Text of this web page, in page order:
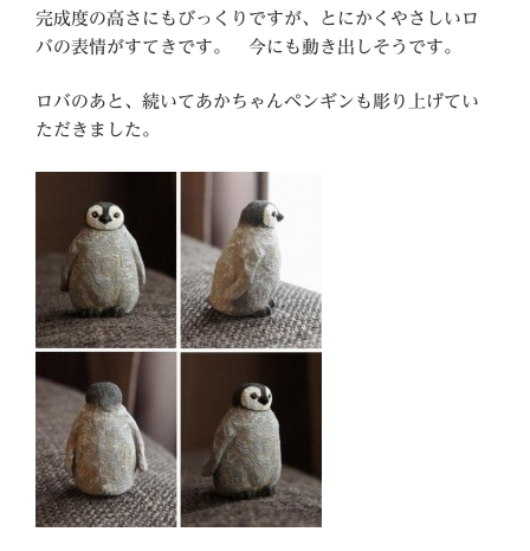
完成度の高さにもびっくりですが、とにかくやさしいロ
バの表情がすてきです。 今にも動き出しそうです。
ロバのあと、続いてあかちゃんペンギンも彫り上げてい
ただきました。